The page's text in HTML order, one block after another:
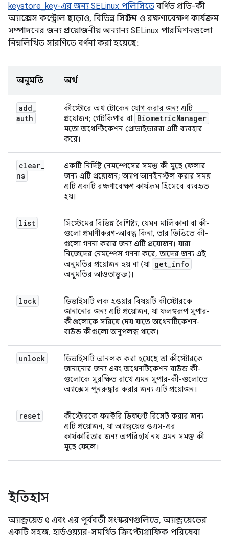
keystore_key-এর জন্য SELinux পলিসিতে বর্ণিত প্রতি-কী
অ্যাক্সেস কন্ট্রোল ছাড়াও, বিভিন্ন সিস্টেম ও রক্ষণাবেক্ষণ কার্যক্রম
সম্পাদনের জন্য প্রয়োজনীয় অন্যান্য SELinux পারমিশনগুলো
নিম্নলিখিত সারণিতে বর্ণনা করা হয়েছে:
অনুমতি অর্থ
add_
auth
কীস্টোরে অথ টোকেন যোগ করার জন্য এটি
প্রয়োজন; গেটকিপার বা BiometricManager
মতো অথেন্টিকেশন প্রোভাইডাররা এটি ব্যবহার
করে।
clear_
ns
একটি নির্দিষ্ট নেমস্পেসের সমস্ত কী মুছে ফেলার
জন্য এটি প্রয়োজন; অ্যাপ আনইনস্টল করার সময়
এটি একটি রক্ষণাবেক্ষণ কার্যক্রম হিসেবে ব্যবহৃত
হয়।
list
সিস্টেমের বিভিন্ন বৈশিষ্ট্য, যেমন মালিকানা বা কী-
গুলো প্রমাণীকরণ-আবদ্ধ কিনা, তার ভিত্তিতে কী-
গুলো গণনা করার জন্য এটি প্রয়োজন। যারা
নিজেদের নেমস্পেস গণনা করে, তাদের জন্য এই
অনুমতির প্রয়োজন হয় না (যা get_info
অনুমতির আওতাভুক্ত)।
lock
ডিভাইসটি লক হওয়ার বিষয়টি কীস্টোরকে
জানানোর জন্য এটি প্রয়োজন, যা ফলস্বরূপ সুপার-
কীগুলোকে সরিয়ে দেয় যাতে অথেনটিকেশন-
বাউন্ড কীগুলো অনুপলব্ধ থাকে।
unlock
ডিভাইসটি আনলক করা হয়েছে তা কীস্টোরকে
জানানোর জন্য এবং অথেনটিকেশন বাউন্ড কী-
গুলোকে সুরক্ষিত রাখে এমন সুপার-কী-গুলোতে
অ্যাক্সেস পুনরুদ্ধার করার জন্য এটি প্রয়োজন।
reset
কীস্টোরকে ফ্যাক্টরি ডিফল্টে রিসেট করার জন্য
এটি প্রয়োজন, যা অ্যান্ড্রয়েড ওএস-এর
কার্যকারিতার জন্য অপরিহার্য নয় এমন সমস্ত কী
মুছে ফেলে।
ইতিহাস
অ্যান্ড্রয়েড ৫ এবং এর পূর্ববর্তী সংস্করণগুলিতে, অ্যান্ড্রয়েডের
একটি সহজ, হার্ডওয়্যার-সমর্থিত ক্রিপ্টোগ্রাফিক পরিষেবা